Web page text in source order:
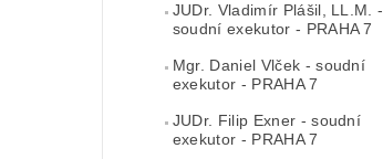
JUDr. Vladimír Plášil, LL.M. -
soudní exekutor - PRAHA 7
Mgr. Daniel Vlček - soudní
exekutor - PRAHA 7
JUDr. Filip Exner - soudní
exekutor - PRAHA 7